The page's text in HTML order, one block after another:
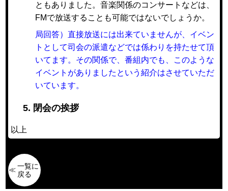
ともありました。音楽関係のコンサートなどは、
FMで放送することも可能ではないでしょうか。
局回答）直接放送には出来ていませんが、イベン
トとして司会の派遣などでは係わりを持たせて頂
いてます。その関係で、番組内でも、このような
イベントがありましたという紹介はさせていただ
いています。
5. 閉会の挨拶
以上
一覧に
戻る